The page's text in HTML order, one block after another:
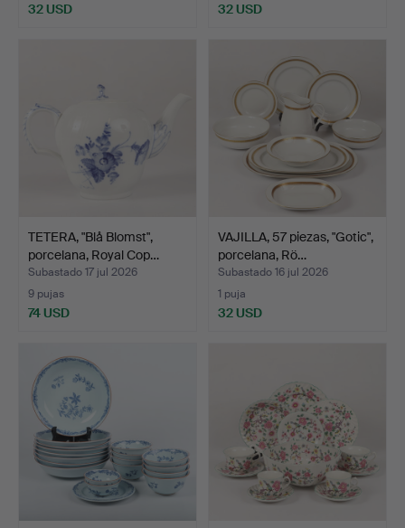
32 USD 32 USD
TETERA, "Blå Blomst",
porcelana, Royal Cop…
Subastado 17 jul 2026
9 pujas
74 USD
VAJILLA, 57 piezas, "Gotic",
porcelana, Rö…
Subastado 16 jul 2026
1 puja
32 USD